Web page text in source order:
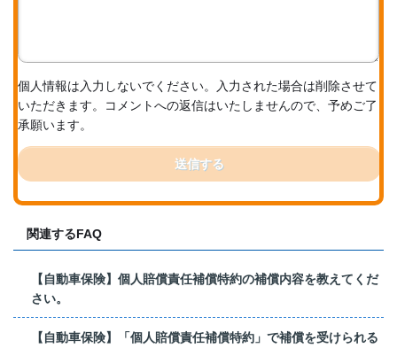
個人情報は入力しないでください。入力された場合は削除させて
いただきます。コメントへの返信はいたしませんので、予めご了
承願います。
送信する
関連するFAQ
【自動車保険】個人賠償責任補償特約の補償内容を教えてくだ
さい。
【自動車保険】「個人賠償責任補償特約」で補償を受けられる